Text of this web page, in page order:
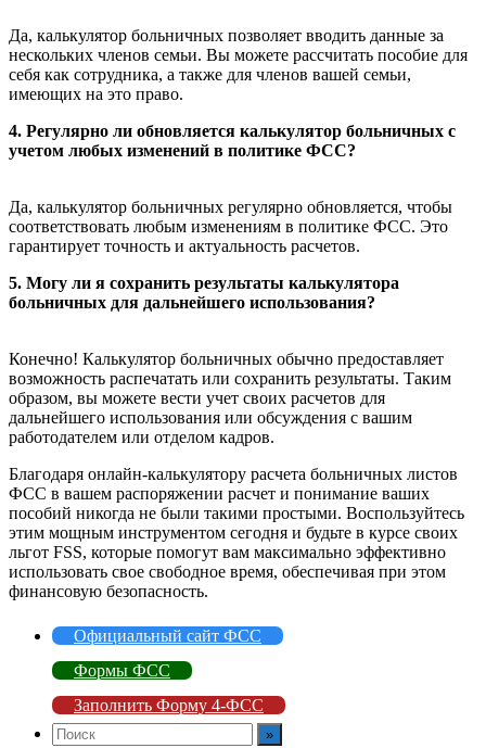
Да, калькулятор больничных позволяет вводить данные за
нескольких членов семьи. Вы можете рассчитать пособие для
себя как сотрудника, а также для членов вашей семьи,
имеющих на это право.
4. Регулярно ли обновляется калькулятор больничных с
учетом любых изменений в политике ФСС?
Да, калькулятор больничных регулярно обновляется, чтобы
соответствовать любым изменениям в политике ФСС. Это
гарантирует точность и актуальность расчетов.
5. Могу ли я сохранить результаты калькулятора
больничных для дальнейшего использования?
Конечно! Калькулятор больничных обычно предоставляет
возможность распечатать или сохранить результаты. Таким
образом, вы можете вести учет своих расчетов для
дальнейшего использования или обсуждения с вашим
работодателем или отделом кадров.
Благодаря онлайн-калькулятору расчета больничных листов
ФСС в вашем распоряжении расчет и понимание ваших
пособий никогда не были такими простыми. Воспользуйтесь
этим мощным инструментом сегодня и будьте в курсе своих
льгот FSS, которые помогут вам максимально эффективно
использовать свое свободное время, обеспечивая при этом
финансовую безопасность.
Официальный сайт ФСС
Формы ФСС
Заполнить Форму 4-ФСС